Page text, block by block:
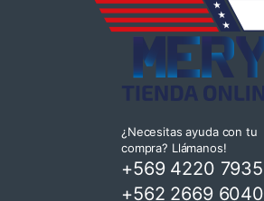
¿Necesitas ayuda con tu
compra? Llámanos!
+569 4220 7935
+562 2669 6040